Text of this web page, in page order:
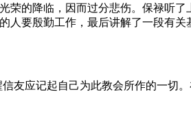
的降临，因而过分悲伤。保禄听
要殷勤工作，最后讲解了一段有
友应记起自己为此教会所作的一切